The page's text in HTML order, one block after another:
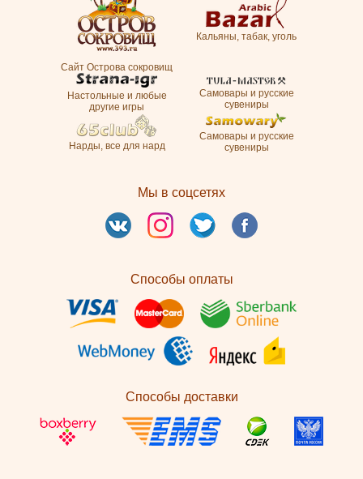
Сайт Острова сокровищ
Кальяны, табак, уголь
Настольные и любые
другие игры
Самовары и русские
сувениры
Нарды, все для нард
Самовары и русские
сувениры
Мы в соцсетях
Способы оплаты
Способы доставки